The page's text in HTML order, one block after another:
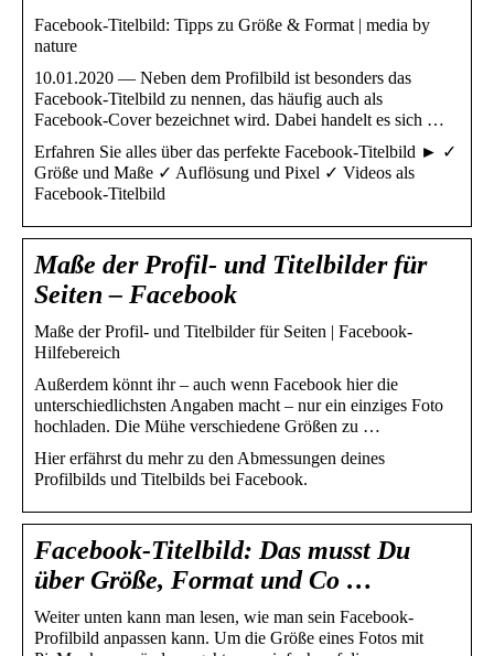
Facebook-Titelbild: Tipps zu Größe & Format | media by
nature
10.01.2020 — Neben dem Profilbild ist besonders das
Facebook-Titelbild zu nennen, das häufig auch als
Facebook-Cover bezeichnet wird. Dabei handelt es sich …
Erfahren Sie alles über das perfekte Facebook-Titelbild ► ✓
Größe und Maße ✓ Auflösung und Pixel ✓ Videos als
Facebook-Titelbild
Maße der Profil- und Titelbilder für
Seiten – Facebook
Maße der Profil- und Titelbilder für Seiten | Facebook-
Hilfebereich
Außerdem könnt ihr – auch wenn Facebook hier die
unterschiedlichsten Angaben macht – nur ein einziges Foto
hochladen. Die Mühe verschiedene Größen zu …
Hier erfährst du mehr zu den Abmessungen deines
Profilbilds und Titelbilds bei Facebook.
Facebook-Titelbild: Das musst Du
über Größe, Format und Co …
Weiter unten kann man lesen, wie man sein Facebook-
Profilbild anpassen kann. Um die Größe eines Fotos mit